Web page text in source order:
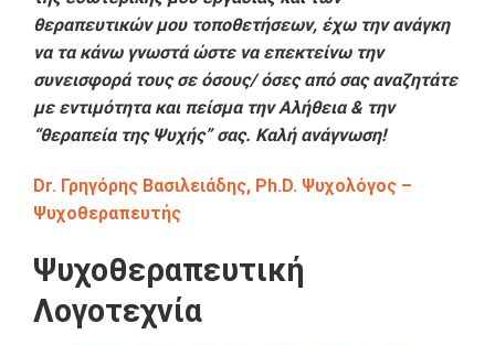
θεραπευτικών μου τοποθετήσεων, έχω την ανάγκη
να τα κάνω γνωστά ώστε να επεκτείνω την
συνεισφορά τους σε όσους/ όσες από σας αναζητάτε
με εντιμότητα και πείσμα την Αλήθεια & την
“θεραπεία της Ψυχής” σας. Καλή ανάγνωση!
Dr. Γρηγόρης Βασιλειάδης, Ph.D. Ψυχολόγος –
Ψυχοθεραπευτής
Ψυχοθεραπευτική
Λογοτεχνία